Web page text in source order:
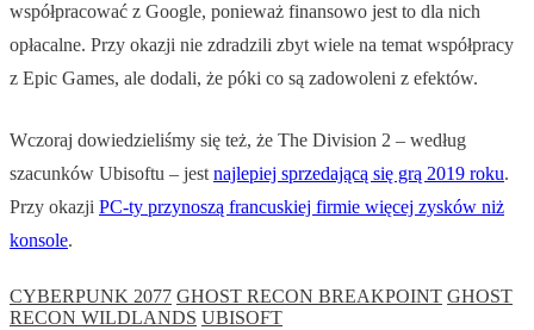
współpracować z Google, ponieważ finansowo jest to dla nich
opłacalne. Przy okazji nie zdradzili zbyt wiele na temat współpracy
z Epic Games, ale dodali, że póki co są zadowoleni z efektów.
Wczoraj dowiedzieliśmy się też, że The Division 2 – według
szacunków Ubisoftu – jest najlepiej sprzedającą się grą 2019 roku.
Przy okazji PC-ty przynoszą francuskiej firmie więcej zysków niż
konsole.
CYBERPUNK 2077 GHOST RECON BREAKPOINT GHOST
RECON WILDLANDS UBISOFT